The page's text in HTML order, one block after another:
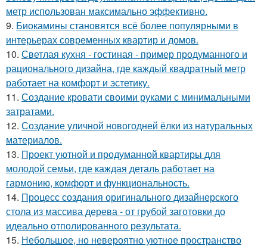
метр использован максимально эффективно.
9. Биокамины становятся всё более популярными в
интерьерах современных квартир и домов.
10. Светлая кухня - гостиная - пример продуманного и
рационального дизайна, где каждый квадратный метр
работает на комфорт и эстетику.
11. Создание кровати своими руками с минимальными
затратами.
12. Создание уличной новогодней ёлки из натуральных
материалов.
13. Проект уютной и продуманной квартиры для
молодой семьи, где каждая деталь работает на
гармонию, комфорт и функциональность.
14. Процесс создания оригинального дизайнерского
стола из массива дерева - от грубой заготовки до
идеально отполированного результата.
15. Небольшое, но невероятно уютное пространство